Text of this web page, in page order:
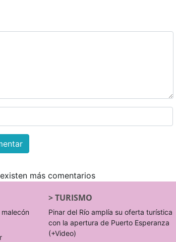
más comentarios
>TURISMO
Pinar del Río amplía su oferta turística
con la apertura de Puerto Esperanza
(+Video)